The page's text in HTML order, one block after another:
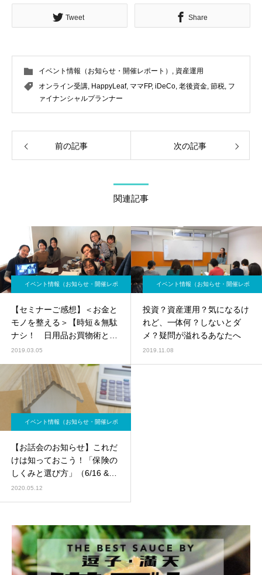
Tweet Share
イベント情報（お知らせ・開催レポート）
資産運用
オンライン受講 HappyLeaf, ママFP, iDeCo 老後資金 節税 フ
ァイナンシャルプランナー
前の記事 次の記事
関連記事
イベント情報（お知らせ・開催レポ
【セミナーご感想】＜お金と
モノを整える＞【時短＆無駄
ナシ！ 日用品お買物術と家
事動線】
2019.03.05
イベント情報（お知らせ・開催レポ
投資？資産運用？気になるけ
れど、一体何？しないとダ
メ？疑問が溢れるあなたへ
2019.11.08
イベント情報（お知らせ・開催レポ
【お話会のお知らせ】これだ
けは知っておこう！「保険の
しくみと選び方」（6/16 &
6/24)
2020.05.12